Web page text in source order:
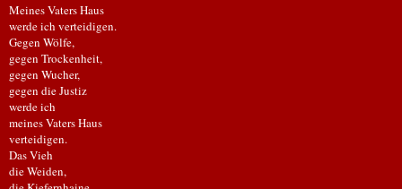
Meines Vaters Haus
werde ich verteidigen.
Gegen Wölfe,
gegen Trockenheit,
gegen Wucher,
gegen die Justiz
werde ich
meines Vaters Haus
verteidigen.
Das Vieh
die Weiden,